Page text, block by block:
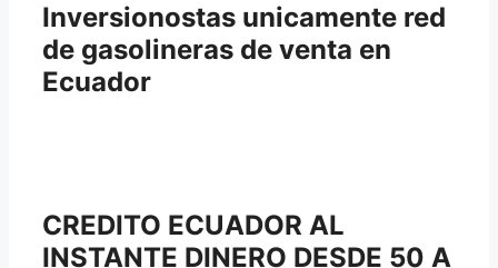
Inversionostas unicamente red
de gasolineras de venta en
Ecuador
CREDITO ECUADOR AL
INSTANTE DINERO DESDE 50 A